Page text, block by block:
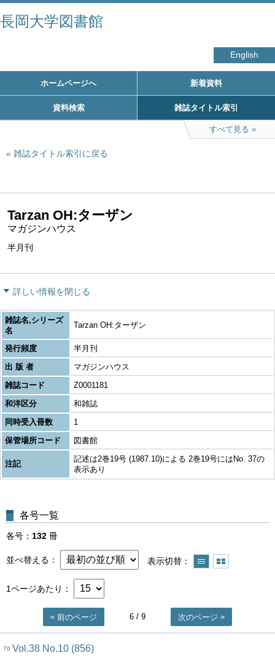
長岡大学図書館
English
ホームページへ 新着資料
資料検索 雑誌タイトル索引
すべて見る
雑誌タイトル索引に戻る
Tarzan OH:ターザン
マガジンハウス
半月刊
詳しい情報を閉じる
雑誌名,シリーズ
名
Tarzan OH:ターザン
発行頻度
半月刊
出 版 者
マガジンハウス
雑誌コード
Z0001181
和洋区分
和雑誌
同時受入冊数
1
保管場所コード
図書館
注記
記述は2巻19号 (1987.10)による 2巻19号にはNo. 37の
表示あり
各号一覧
各号 132 冊
並べ替える 表示切替
1ページあたり
前のページ 6 / 9 次のページ
76 Vol.38 No.10 (856)